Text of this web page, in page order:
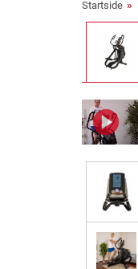
Startside